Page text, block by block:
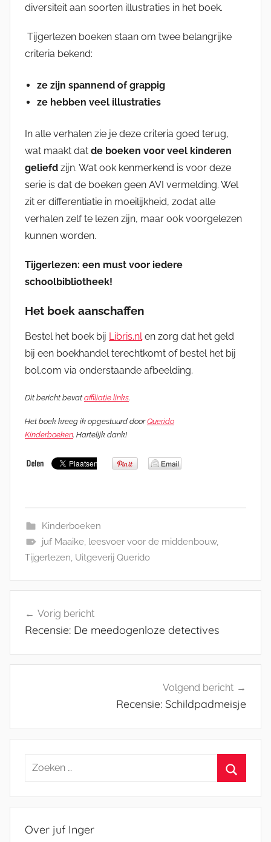
diversiteit aan soorten illustraties in het boek.
Tijgerlezen boeken staan om twee belangrijke
criteria bekend:
ze zijn spannend of grappig
ze hebben veel illustraties
In alle verhalen zie je deze criteria goed terug,
wat maakt dat de boeken voor veel kinderen
geliefd zijn. Wat ook kenmerkend is voor deze
serie is dat de boeken geen AVI vermelding. Wel
zit er differentiatie in moeilijkheid, zodat alle
verhalen zelf te lezen zijn, maar ook voorgelezen
kunnen worden.
Tijgerlezen: een must voor iedere
schoolbibliotheek!
Het boek aanschaffen
Bestel het boek bij Libris.nlen zorg dat het geld
bij een boekhandel terechtkomt of bestel het bij
bol.com via onderstaande afbeelding.
Dit bericht bevat affiliatie links.
Het boek kreeg ik opgestuurd doorQuerido
Kinderboeken. Hartelijk dank!
Kinderboeken
juf Maaike, leesvoer voor de middenbouw,
Tijgerlezen, Uitgeverij Querido
navigatie
Vorig bericht
Recensie: De meedogenloze detectives
Volgend bericht
Recensie: Schildpadmeisje
Zoeken
Over juf Inger